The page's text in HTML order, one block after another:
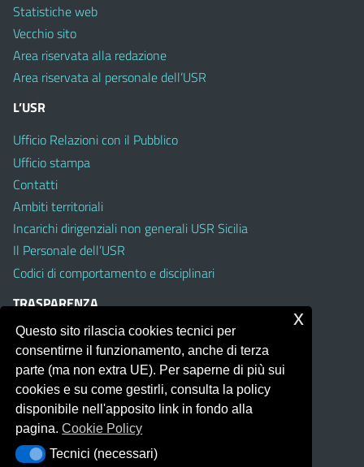
Statistiche web
Vecchio sito
Area riservata alla redazione
Area riservata al personale dell’USR
L’USR
Ufficio Relazioni con il Pubblico
Ufficio stampa
Contatti
Ambiti territoriali
Incarichi dirigenziali non generali USR Sicilia
Il Personale dell’USR
Codici di comportamento e disciplinari
TRASPARENZA
Albo on line
Amministrazione Trasparente
Pubblici proclami
PTPCT per le Istituzioni scolastiche della Sicilia
Whistleblowing
Obiettivi di Accessibilità
Questo sito rilascia cookies tecnici per
consentirne il funzionamento, anche di terza
parte (ma non extra UE). Per saperne di più sui
cookies e su come gestirli, consulta la policy
disponibile nell'apposito link in fondo alla
pagina.Cookie Policy
Tecnici (necessari)
Tecnici (necessari)
x